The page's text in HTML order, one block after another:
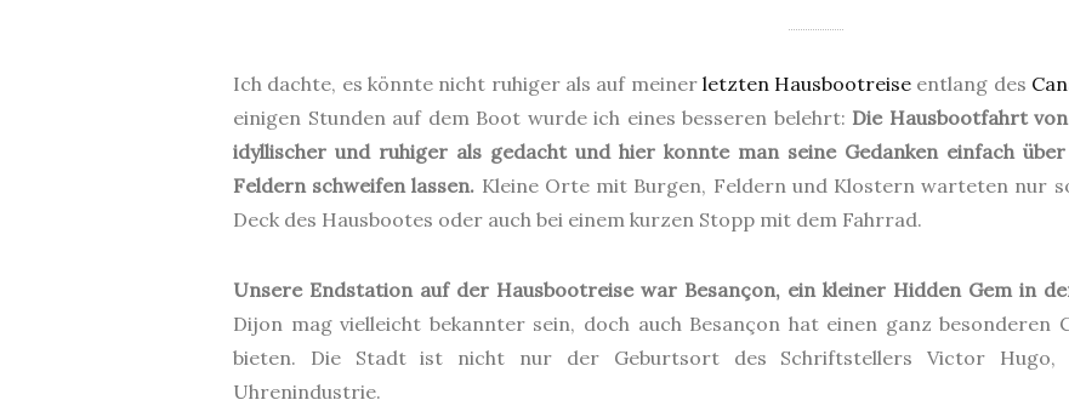
Ich dachte, es könnte nicht ruhiger als auf meiner letzten Hausbootreise entlang des
einigen Stunden auf dem Boot wurde ich eines besseren belehrt: Die Hausbootfahrt
idyllischer und ruhiger als gedacht und hier konnte man seine Gedanken einfach
Feldern schweifen lassen. Kleine Orte mit Burgen, Feldern und Klostern warteten nur
Deck des Hausbootes oder auch bei einem kurzen Stopp mit dem Fahrrad.
Unsere Endstation auf der Hausbootreise war Besançon, ein kleiner Hidden Gem in
Dijon mag vielleicht bekannter sein, doch auch Besançon hat einen ganz besonderen
bieten. Die Stadt ist nicht nur der Geburtsort des Schriftstellers Victor Hugo,
Uhrenindustrie.